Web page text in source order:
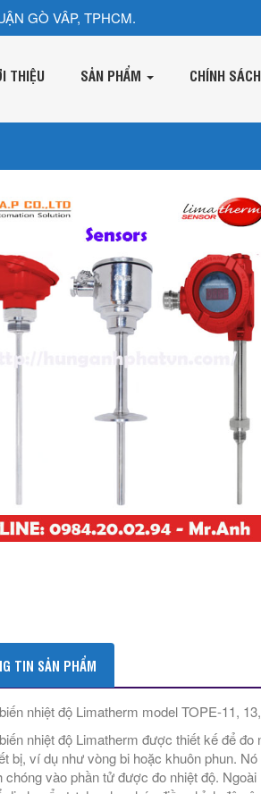
GÒ VÂP, TPHCM.
THIỆU SẢN PHẨM CHÍNH
TIN SẢN PHẨM
nhiệt độ Limatherm model TOPE-11,
nhiệt độ Limatherm được thiết kế để
bị, ví dụ như vòng bi hoặc khuôn phun.
chóng vào phần tử được đo nhiệt độ.